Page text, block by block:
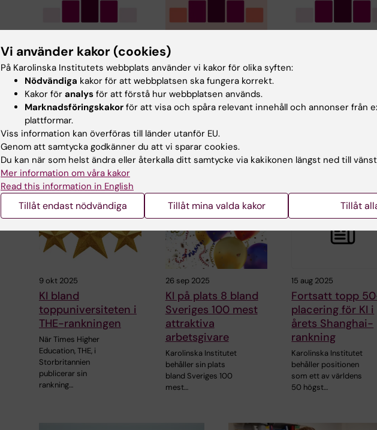
25 mar 2026
Fortsatt starka
resultat för KI i
internationell
ämnesrankning
När QS World
University Ranking by
Subject för 2026
publicerats behåller…
21 jan 2026
Stärkta positioner
för KI i Times Higher
Educations
ämnesrankning
Education (THE) i
Storbritannien har
publicerat sin…
Clarivates lista
Researchers 2025
medicinsk…
9 okt 2025
KI bland
toppuniversiteten i
THE-rankningen
När Times Higher
Education, THE, i
Storbritannien
publicerar sin
rankning…
26 sep 2025
KI på plats 8 bland
Sveriges 100 mest
attraktiva
arbetsgivare
Karolinska Institutet
behåller sin plats
bland Sveriges 100
mest…
15 aug 2025
Fortsatt topp
placering för KI i
årets Shanghai-
rankning
Karolinska Institutet
behåller positionen
som ett av världens
50 högst…
Vi använder kakor (cookies)
På Karolinska Institutets webbplats använder vi kakor för olika syften:
Nödvändiga kakor för att webbplatsen ska fungera korrekt.
Kakor för analys för att förstå hur webbplatsen används.
Marknadsföringskakor för att visa och spåra relevant innehåll och annonser från
plattformar.
Viss information kan överföras till länder utanför EU.
Genom att samtycka godkänner du att vi sparar cookies.
Du kan när som helst ändra eller återkalla ditt samtycke via kakikonen längst ned till
Mer information om våra kakor
Read this information in English
Tillåt endast nödvändiga Tillåt mina valda kakor Tillåt